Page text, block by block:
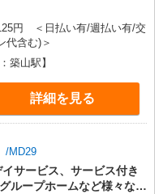
円 ＜日払い有/週払い有/交
代含む)＞
築山駅】
詳細を見る
/MD29
サービス、サービス付き
ループホームなど様々な勤